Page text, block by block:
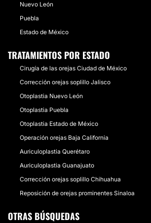
Nuevo León
Puebla
Estado de México
TRATAMIENTOS POR ESTADO
Cirugía de las orejas Ciudad de México
Corrección orejas soplillo Jalisco
Otoplastia Nuevo León
Otoplastia Puebla
Otoplastia Estado de México
Operación orejas Baja California
Auriculoplastia Querétaro
Auriculoplastia Guanajuato
Corrección orejas soplillo Chihuahua
Reposición de orejas prominentes Sinaloa
OTRAS BÚSQUEDAS